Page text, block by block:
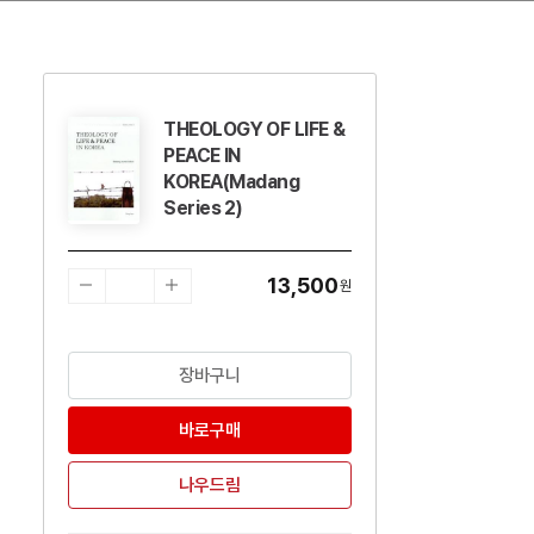
THEOLOGY OF LIFE &
PEACE IN
KOREA(Madang
Series 2)
13,500원
장바구니
바로구매
나우드림